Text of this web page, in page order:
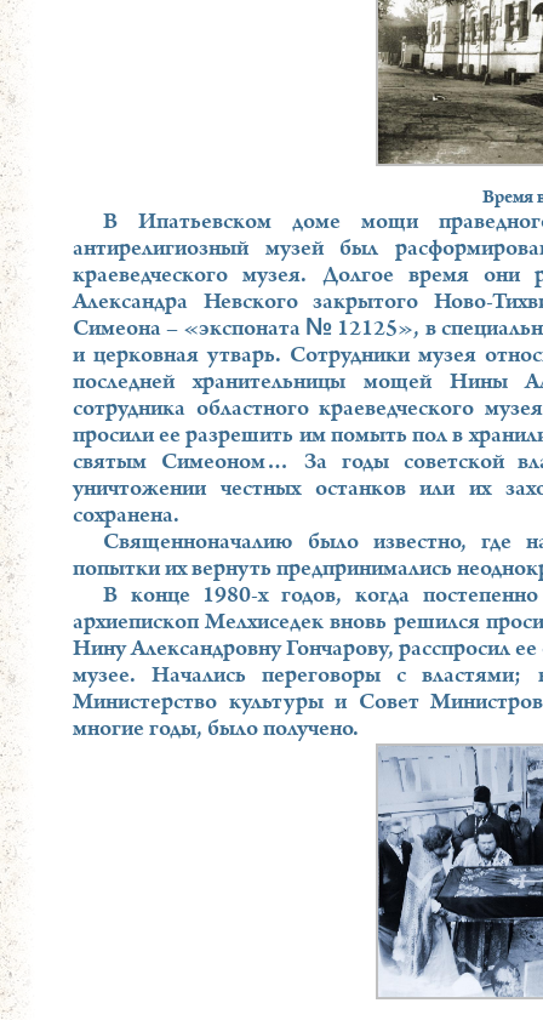
Время
В Ипатьевском доме мощи
антирелигиозный музей был
краеведческого музея. Долгое время
Александра Невского закрытого Ново-
Симеона – «экспоната № 12125», в
и церковная утварь. Сотрудники музея
последней хранительницы мощей Нины
сотрудника областного краеведческого
просили ее разрешить им помыть пол в
святым Симеоном… За годы советской
уничтожении честных останков или их
сохранена.
Священноначалию было известно, где
попытки их вернуть предпринимались
В конце 1980-х годов, когда
архиепископ Мелхиседек вновь решился
Нину Александровну Гончарову, расспросил
музее. Начались переговоры с
Министерство культуры и Совет
многие годы, было получено.